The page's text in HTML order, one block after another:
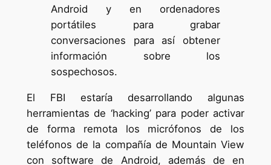
Android y en ordenadores
portátiles para grabar
conversaciones para así obtener
información sobre los
sospechosos.
El FBI estaría desarrollando algunas
herramientas de ‘hacking’ para poder activar
de forma remota los micrófonos de los
teléfonos de la compañía de Mountain View
con software de Android, además de en